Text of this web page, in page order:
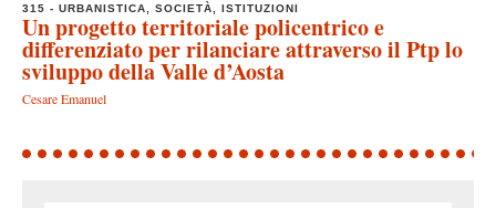
315 - URBANISTICA, SOCIETÀ, ISTITUZIONI
Un progetto territoriale policentrico e
differenziato per rilanciare attraverso il Ptp lo
sviluppo della Valle d’Aosta
Cesare Emanuel